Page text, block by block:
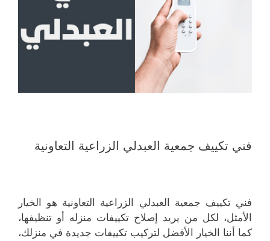
فني تكييف جمعية العبدلي الزراعية التعاونية
فني تكييف جمعية العبدلي الزراعية التعاونية هو الخيار
الأمثل، لكل من يريد إصلاح تكييفات منزله أو تنظيفها،
كما أننا الخيار الأفضل لتركيب تكييفات جديدة في منزلك،